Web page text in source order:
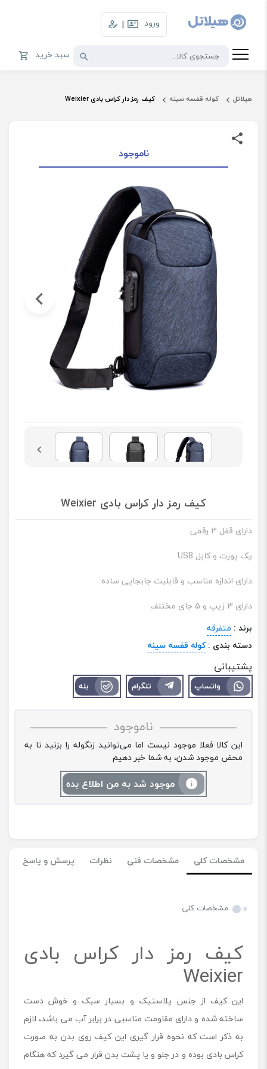
ورود |
سبد خرید
هیلاتل کوله قفسه سینه کیف رمز دار کراس بادی Weixier
ناموجود
کیف رمز دار کراس بادی Weixier
دارای قفل 3 رقمی
یک پورت و کابل USB
دارای اندازه مناسب و قابلیت جابجایی ساده
دارای 3 زیپ و 5 جای مختلف
برند : متفرقه
دسته بندی :کوله قفسه سینه
پشتیبانی
واتساپ تلگرام بله
ناموجود
این کالا فعلا موجود نیست اما می‌توانید زنگوله را بزنید تا به
محض موجود شدن، به شما خبر دهیم
موجود شد به من اطلاع بده
مشخصات کلی مشخصات فنی نظرات پرسش و پاسخ
مشخصات کلی
کیف رمز دار کراس بادی
Weixier
این کیف از جنس پلاستیک و بسیار سبک و خوش دست
ساخته شده و دارای مقاومت مناسبی در برابر آب می باشد، لازم
به ذکر است که نحوه قرار گیری این کیف روی بدن به صورت
کراس بادی بوده و در جلو و یا پشت بدن قرار می گیرد که هنگام